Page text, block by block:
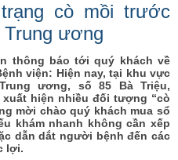
cò mồi trước
Trung ương
thông báo tới quý khách về
viện: Hiện nay, tại khu vực
ương, số 85 Bà Triệu,
xuất hiện nhiều đối tượng “cò
mời chào quý khách mua sổ
khám nhanh không cần xếp
dẫn dắt người bệnh đến các
lợi.